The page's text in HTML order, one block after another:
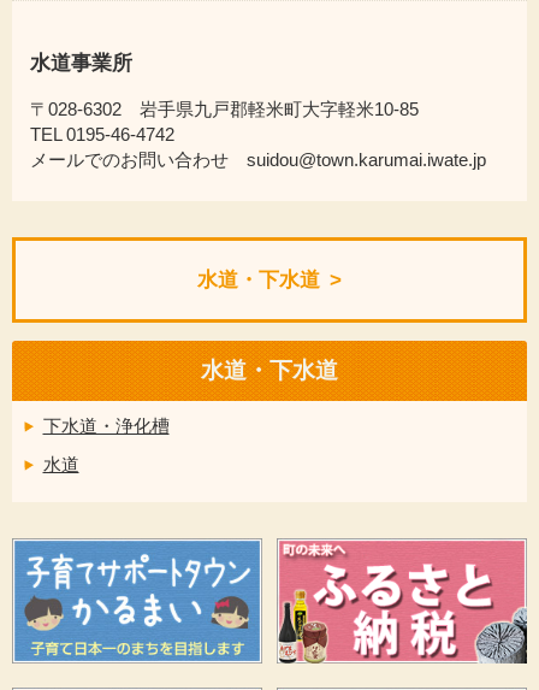
水道事業所
〒028-6302 岩手県九戸郡軽米町大字軽米10-85
TEL 0195-46-4742
メールでのお問い合わせ suidou@town.karumai.iwate.jp
水道・下水道
水道・下水道
下水道・浄化槽
水道